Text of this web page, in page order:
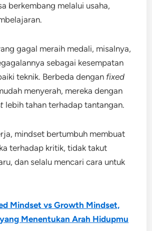
berkembang melalui usaha,
gagal meraih medali, misalnya,
sebagai kesempatan
teknik. Berbeda dengan fixed
menyerah, mereka dengan
lebih tahan terhadap tantangan.
mindset bertumbuh membuat
terhadap kritik, tidak takut
dan selalu mencari cara untuk
Mindset vs Growth Mindset,
Menentukan Arah Hidupmu